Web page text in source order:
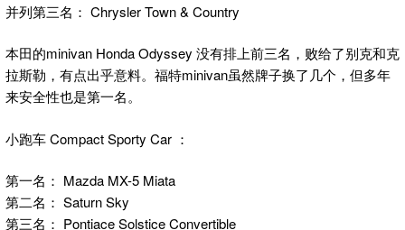
并列第三名： Chrysler Town & Country
本田的minivan Honda Odyssey 没有排上前三名，败给了别克和克
拉斯勒，有点出乎意料。福特minivan虽然牌子换了几个，但多年
来安全性也是第一名。
小跑车 Compact Sporty Car ：
第一名： Mazda MX-5 Miata
第二名： Saturn Sky
第三名： Pontiace Solstice Convertible